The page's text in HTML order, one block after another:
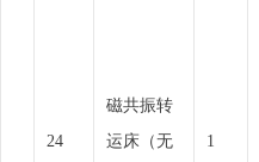
24
磁共振转
运床（无
1